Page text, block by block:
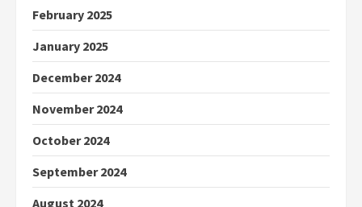
February 2025
January 2025
December 2024
November 2024
October 2024
September 2024
August 2024